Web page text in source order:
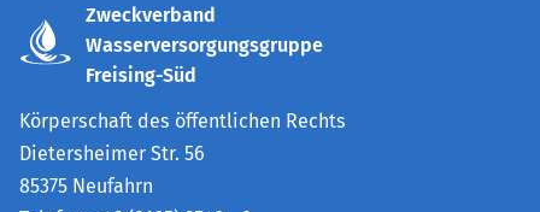
Zweckverband
Wasserversorgungsgruppe
Freising-Süd
Körperschaft des öffentlichen Rechts
Dietersheimer Str. 56
85375 Neufahrn